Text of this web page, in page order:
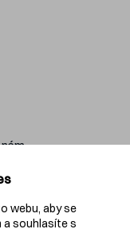
049
webu, aby se
a souhlasíte s